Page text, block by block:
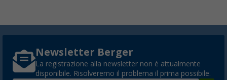
Newsletter Berger
La registrazione alla newsletter non è attualmente
disponibile. Risolveremo il problema il prima possibile.